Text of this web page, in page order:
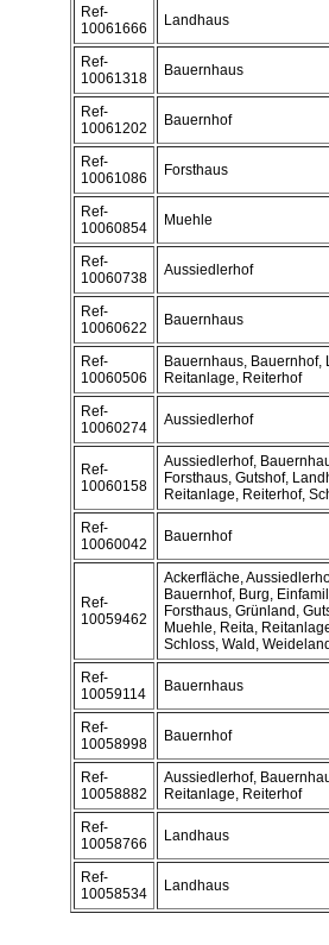
Ref-
10061666
Landhaus
Ref-
10061318
Bauernhaus
Ref-
10061202
Bauernhof
Ref-
10061086
Forsthaus
Ref-
10060854
Muehle
Ref-
10060738
Aussiedlerhof
Ref-
10060622
Bauernhaus
Ref-
10060506
Bauernhaus, Bauernhof,
Reitanlage, Reiterhof
Ref-
10060274
Aussiedlerhof
Ref-
10060158
Aussiedlerhof,
Forsthaus, Gutshof,
Reitanlage, Reiterhof,
Ref-
10060042
Bauernhof
Ref-
10059462
Ackerfläche,
Bauernhof, Burg,
Forsthaus, Grünland,
Muehle, Reita,
Schloss, Wald,
Ref-
10059114
Bauernhaus
Ref-
10058998
Bauernhof
Ref-
10058882
Aussiedlerhof,
Reitanlage, Reiterhof
Ref-
10058766
Landhaus
Ref-
10058534
Landhaus